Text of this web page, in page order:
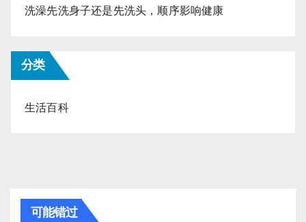
洗澡先洗身子还是先洗头，顺序影响健康
分类
生活百科
可能错过